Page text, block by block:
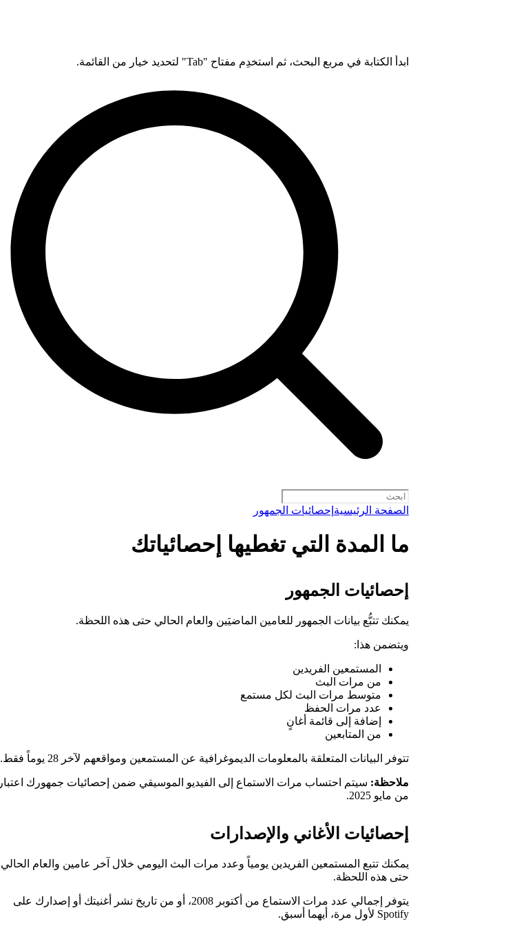
ابدأ الكتابة في مربع البحث، ثم استخدِم مفتاح "Tab" لتحديد خيار من القائمة.
الصفحة الرئيسية إحصائيات الجمهور
ما المدة التي تغطيها إحصائياتك
إحصائيات الجمهور
يمكنك تتبُّع بيانات الجمهور للعامين الماضيَين والعام الحالي حتى هذه اللحظة.
ويتضمن هذا:
المستمعين الفريدين
من مرات البث
متوسط مرات البث لكل مستمع
عدد مرات الحفظ
إضافة إلى قائمة أغانٍ
من المتابعين
تتوفر البيانات المتعلقة بالمعلومات الديموغرافية عن المستمعين ومواقعهم لآخر 28 يوماً فقط.
ملاحظة: سيتم احتساب مرات الاستماع إلى الفيديو الموسيقي ضمن إحصائيات جمهورك اعتباراً
من مايو 2025.
إحصائيات الأغاني والإصدارات
يمكنك تتبع المستمعين الفريدين يومياً وعدد مرات البث اليومي خلال آخر عامين والعام الحالي
حتى هذه اللحظة.
يتوفر إجمالي عدد مرات الاستماع من أكتوبر 2008، أو من تاريخ نشر أغنيتك أو إصدارك على
Spotify لأول مرة، أيهما أسبق.